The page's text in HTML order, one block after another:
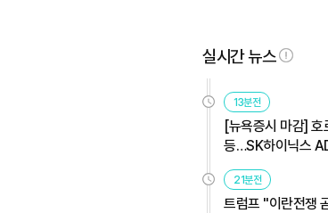
실시간 뉴스
13분전
[뉴욕증시 마감]
등…SK하이닉스
21분전
트럼프 "이란전쟁